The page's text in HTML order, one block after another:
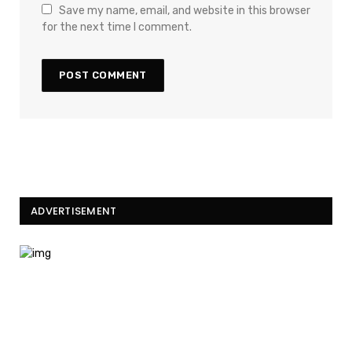
Save my name, email, and website in this browser
for the next time I comment.
ADVERTISEMENT